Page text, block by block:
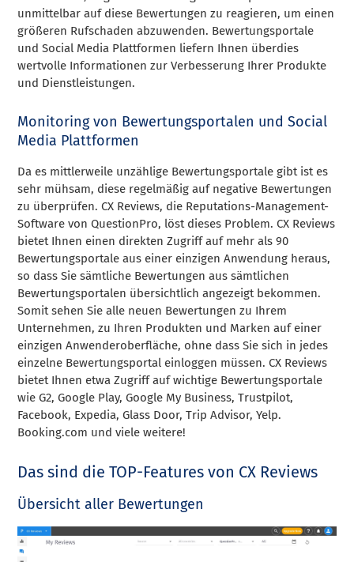
unmittelbar auf diese Bewertungen zu reagieren, um einen
größeren Rufschaden abzuwenden. Bewertungsportale
und Social Media Plattformen liefern Ihnen überdies
wertvolle Informationen zur Verbesserung Ihrer Produkte
und Dienstleistungen.
Monitoring von Bewertungsportalen und Social
Media Plattformen
Da es mittlerweile unzählige Bewertungsportale gibt ist es
sehr mühsam, diese regelmäßig auf negative Bewertungen
zu überprüfen. CX Reviews, die Reputations-Management-
Software von QuestionPro, löst dieses Problem. CX Reviews
bietet Ihnen einen direkten Zugriff auf mehr als 90
Bewertungsportale aus einer einzigen Anwendung heraus,
so dass Sie sämtliche Bewertungen aus sämtlichen
Bewertungsportalen übersichtlich angezeigt bekommen.
Somit sehen Sie alle neuen Bewertungen zu Ihrem
Unternehmen, zu Ihren Produkten und Marken auf einer
einzigen Anwenderoberfläche, ohne dass Sie sich in jedes
einzelne Bewertungsportal einloggen müssen. CX Reviews
bietet Ihnen etwa Zugriff auf wichtige Bewertungsportale
wie G2, Google Play, Google My Business, Trustpilot,
Facebook, Expedia, Glass Door, Trip Advisor, Yelp.
Booking.com und viele weitere!
Das sind die TOP-Features von CX Reviews
Übersicht aller Bewertungen